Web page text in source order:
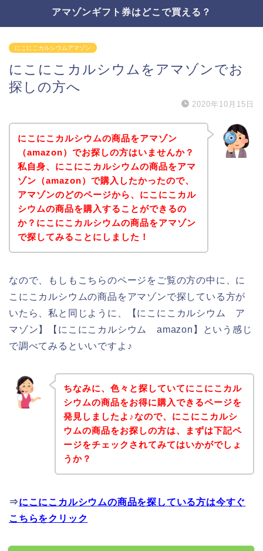
アマゾンギフト券はどこで買える？
にこにこカルシウムアマゾン
にこにこカルシウムをアマゾンでお
探しの方へ
2020年10月15日
にこにこカルシウムの商品をアマゾン
（amazon）でお探しの方はいませんか？
私自身、にこにこカルシウムの商品をアマ
ゾン（amazon）で購入したかったので、
アマゾンのどのページから、にこにこカル
シウムの商品を購入することができるの
か？にこにこカルシウムの商品をアマゾン
で探してみることにしました！
なので、もしもこちらのページをご覧の方の中に、に
こにこカルシウムの商品をアマゾンで探している方が
いたら、私と同じように、【にこにこカルシウム ア
マゾン】【にこにこカルシウム amazon】という感じ
で調べてみるといいですよ♪
ちなみに、色々と探していてにこにこカル
シウムの商品をお得に購入できるページを
発見しましたよ♪なので、にこにこカルシ
ウムの商品をお探しの方は、まずは下記ペ
ージをチェックされてみてはいかがでしょ
うか？
⇒にこにこカルシウムの商品を探している方は今すぐ
こちらをクリック